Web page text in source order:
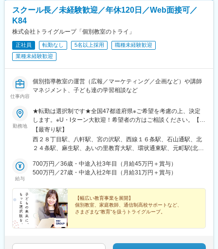
駅、西高屋駅、西条駅(広島県)、呉駅、三原駅、瓦町駅、栗林公園
駅、佐古駅、横河原駅、デンテツターミナルビル前駅、下曽根
団前駅、黒崎駅前駅、折尾駅、永犬丸駅、長者原駅、酒殿駅、福
駅、肥前古賀駅、光の森駅、肥後大津駅、県立体育館前駅、郡
元・南駅、谷山駅(鹿児島市電)、上塩屋駅、滝尾駅、南宮崎駅、浦
日赤駅、東別院駅、名鉄一宮駅、平安通駅、徳重駅、八木西口
駅、古市駅(広島県)、広大附属学校前駅、広電西広島・己斐駅、栗
(北九州高速鉄道)、徳力嵐山口駅、黒崎駅、三ケ森駅、原町駅、西
鉄千早駅、箱崎九大前駅、新大工町駅、上熊本駅(路面電車)、郡元
駅(鹿児島市電)、谷山駅(指宿枕崎線)、ロープウェイ入口駅、中央
図書館前駅、太子堂駅、南富山駅、北府駅、畝傍駅、宇品二丁目
駅、福島町駅、蓮池町通駅、旦過駅、西黒崎駅、伊賀駅、香椎宮
前駅、箱崎宮前駅、市役所駅(長崎県)、本妙寺入口駅、涙橋駅
スクール長／未経験歓迎／年休120日／Web面接可／
K84
株式会社トライグループ「個別教室のトライ」
正社員 転勤なし 5名以上採用
職種未経験歓迎
業種未経験歓迎
仕事内容
個別指導教室の運営（広報／マーケティング／企画など）や講師
マネジメント、子ども達の学習相談など
勤務地
★転勤は選択制です★全国47都道府県※ご希望を考慮の上、決定
します。※U・Iターン大歓迎！希望者の方はご相談ください。【募
集エリア】全国47都道府県■北海道・東北■北海道・青森県・岩手
県・宮城県・秋田県・山形県・福島県■北陸・甲信越■新潟県・富
山県・石川県・福井県・山梨県・長野県■関東■東京都・茨城県・
県・愛知県・三重県■関西■京都府・大阪府・滋賀県・兵庫県・奈
良県・和歌山県■中国■鳥取県・島根県・岡山県・広島県・山口県
長崎県・大分県・熊本県・宮崎県・鹿児島県・沖縄県【受動喫煙
対策】教室内全面禁煙【あなたの好きな街で働けます】全国どこ
でも、あなたの好きな街で働けます。また、転勤は「希望制」で
す。「地域限定社員」として、都道府県をまたぐ転勤がない働き
方も選べるため、あなたの理想のライフスタイルに合った働き方
す。詳細は別途お問い合わせください。
【最寄り駅】
西２８丁目駅、八軒駅、宮の沢駅、西線１６条駅、石山通駅、北
２４条駅、麻生駅、あいの里教育大駅、環状通東駅、元町駅(北海
丁駅、長町南駅、富沢駅、南仙台駅、古川駅、筒井駅(青森県)、上
盛岡駅、秋田駅、山形駅、郡山駅(福島県)、研究学園駅、土浦駅、
駅、熊谷駅、北与野駅、せんげん台駅、稲毛海岸駅、成田駅、本
八幡駅(都営線)、行徳駅、津田沼駅、京成船橋駅、西船橋駅、葭川
公園駅、目白駅、巣鴨駅、中村橋駅、大泉学園駅、荻窪駅、茗荷
谷駅、月島駅、亀戸駅、京成曳舟駅、船堀駅、浅草駅(ＴＸ)、綾瀬
駅、北千住駅、葛西駅、西葛西駅、三軒茶屋駅、高田馬場駅、辻
駅、上大岡駅、横浜駅、平沼橋駅、みなとみらい駅、本郷駅(長野
給与
700万円／36歳・中途入社3年目（月給45万円＋賞与）
500万円／27歳・中途入社2年目（月給31万円＋賞与）
【幅広い教育事業を展開】
個別教室、家庭教師、通信制高校サポートなど、
さまざまな“教育”を扱うトライグループ。